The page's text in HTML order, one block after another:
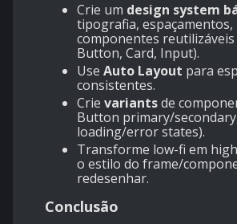
Crie um design system
tipografia, espaçamentos,
componentes reutilizáveis
Button, Card, Input).
Use Auto Layout para
consistentes.
Crie variantsde
Button primary/
loading/error states).
Transforme low-fi em
o estilo do frame/
redesenhar.
Conclusão